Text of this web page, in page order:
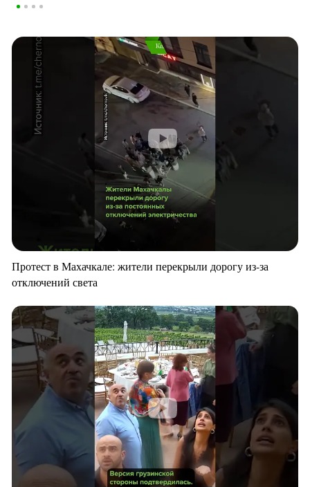
Протест в Махачкале: жители перекрыли дорогу из-за
отключений света